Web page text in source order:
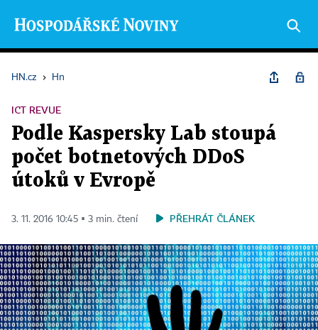
HN.cz › Hn
ICT REVUE
Podle Kaspersky Lab stoupá
počet botnetových DDoS
útoků v Evropě
3. 11. 2016 10:45 ▪ 3 min. čtení PŘEHRÁT ČLÁNEK